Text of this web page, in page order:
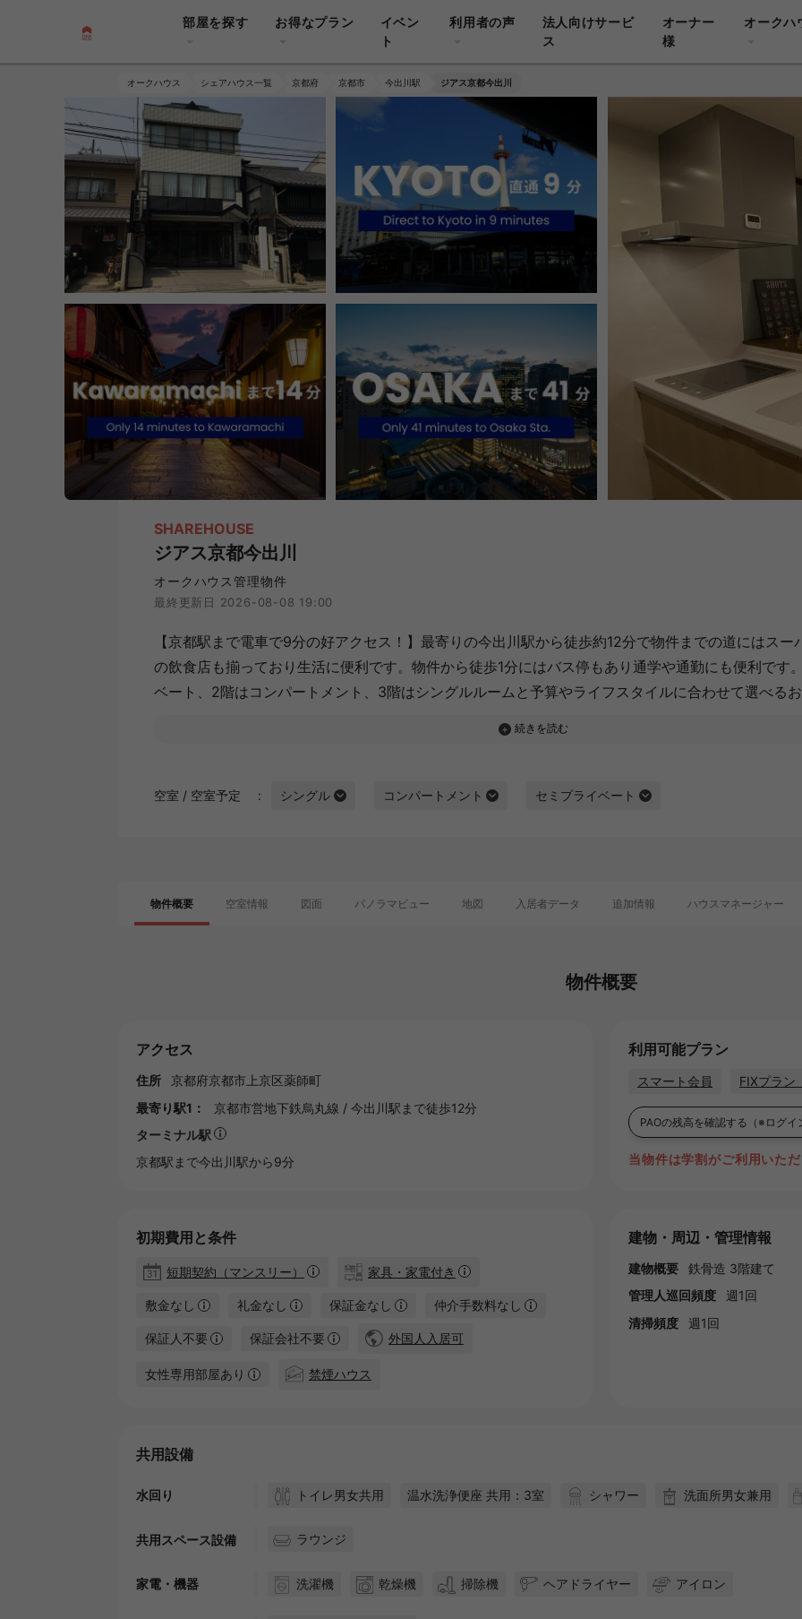
部屋を探す お得なプラン
イベン
ト
利用者の声
法人向けサービ
ス
オーナー
様
オークハ
オークハウス シェアハウス一覧 京都府 京都市 今出川駅 ジアス京都今出川
SHAREHOUSE
ジアス京都今出川
オークハウス管理物件
最終更新日 2026-08-08 19:00
【京都駅まで電車で9分の好アクセス！】最寄りの今出川駅から徒歩約12分で物件までの道にはスー
の飲食店も揃っており生活に便利です。物件から徒歩1分にはバス停もあり通学や通勤にも便利です
ベート、2階はコンパートメント、3階はシングルルームと予算やライフスタイルに合わせて選べる
空室 / 空室予定 シングル コンパートメント セミプライベート
物件概要 空室情報 図面 パノラマビュー 地図 入居者データ 追加情報 ハウスマネージャー
物件概要
アクセス
住所 京都府京都市 上京区薬師町
最寄り駅1：
京都市営地下鉄烏丸線 / 今出川駅 まで徒歩12分
ターミナル駅
京都駅まで今出川駅から9分
利用可能プラン
スマート会員 FIXプラン
PAOの残高を確認する （※ログ
当物件は学割がご利用いた
初期費用と条件
短期契約（マンスリー） 家具・家電付き
敷金なし 礼金なし 保証金なし 仲介手数料なし
保証人不要 保証会社不要 外国人入居可
女性専用部屋あり 禁煙ハウス
建物・周辺・管理情報
建物概要
鉄骨造 3階建て
管理人巡回頻度
週1回
清掃頻度
週1回
共用設備
水回り トイレ男女共用 温水洗浄便座 共用：3室 シャワー 洗面所男女兼用
共用スペース設備 ラウンジ
家電・機器 洗濯機 乾燥機 掃除機 ヘアドライヤー アイロン